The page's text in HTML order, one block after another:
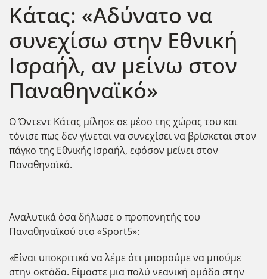
Κάτας: «Αδύνατο να
συνεχίσω στην Εθνική
Ισραήλ, αν μείνω στον
Παναθηναϊκό»
Ο Όντεντ Κάτας μίλησε σε μέσο της χώρας του και
τόνισε πως δεν γίνεται να συνεχίσει να βρίσκεται στον
πάγκο της Εθνικής Ισραήλ, εφόσον μείνει στον
Παναθηναϊκό.
Αναλυτικά όσα δήλωσε ο προπονητής του
Παναθηναϊκού στο «Sport5»:
«Είναι υποκριτικό να λέμε ότι μπορούμε να μπούμε
στην οκτάδα. Είμαστε μια πολύ νεανική ομάδα στην